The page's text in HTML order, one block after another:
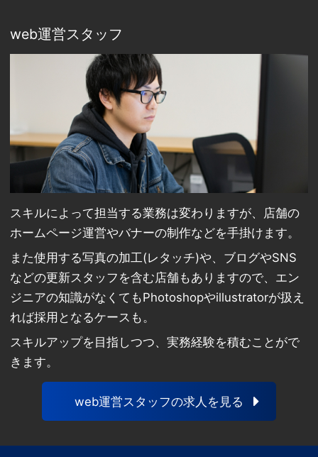
web運営スタッフ
スキルによって担当する業務は変わりますが、店舗の
ホームページ運営やバナーの制作などを手掛けます。
また使用する写真の加工(レタッチ)や、ブログやSNS
などの更新スタッフを含む店舗もありますので、エン
ジニアの知識がなくてもPhotoshopやillustratorが扱え
れば採用となるケースも。
スキルアップを目指しつつ、実務経験を積むことがで
きます。
web運営スタッフの求人を見る